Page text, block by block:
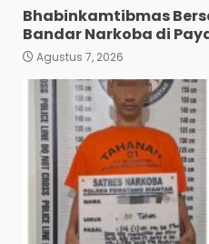
Bhabinkamtibmas
Bandar Narkoba di
Agustus 7, 2026
3
Nginap
Polres
Agustus 5,
Pengedar
Polres